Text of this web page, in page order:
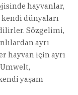
hayvanlar,
dünyaları
Sözgelimi,
ayrı
hayvan için ayrı
Umwelt,
yaşam